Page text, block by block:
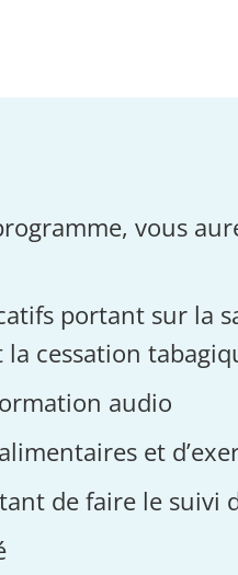
vous
portant sur la
cessation
audio
et
de faire le suivi